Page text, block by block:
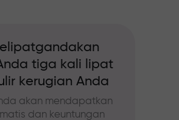
tiga kali lipat
kerugian Anda
akan mendapatkan
dan keuntungan